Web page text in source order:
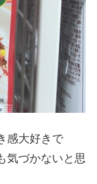
感大好きで
気づかないと思